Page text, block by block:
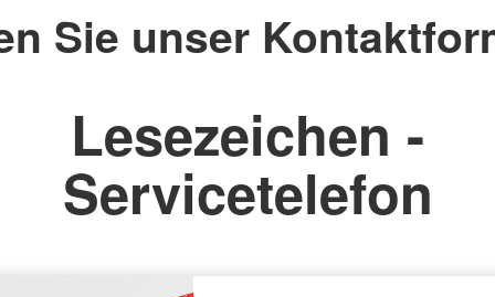
Sie unser
Lesezeichen -
Servicetelefon